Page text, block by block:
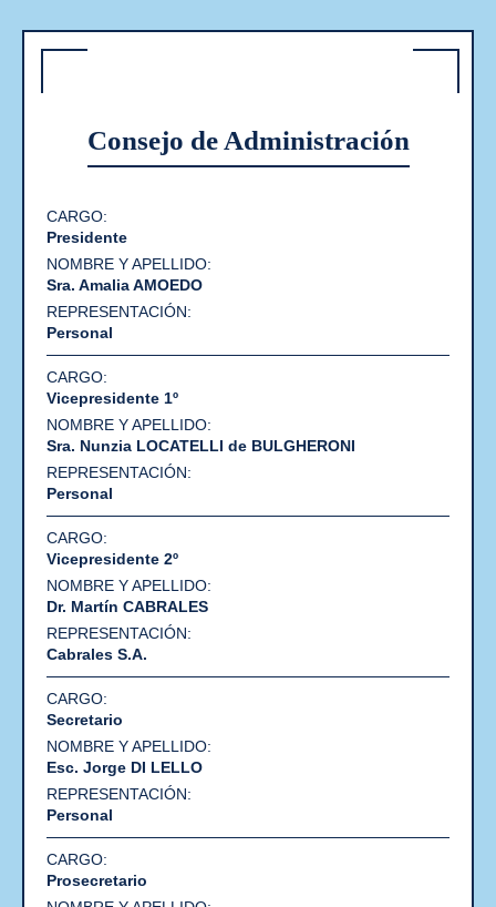
Consejo de Administración
Cargo
Nombre
y
Apellido
Presidente
Sra. Amalia AMOEDO
Personal
Vicepresidente 1º
Sra. Nunzia LOCATELLI de BULGHERONI
Personal
Vicepresidente 2º
Dr. Martín CABRALES
Cabrales S.A.
Secretario
Esc. Jorge DI LELLO
Personal
Prosecretario